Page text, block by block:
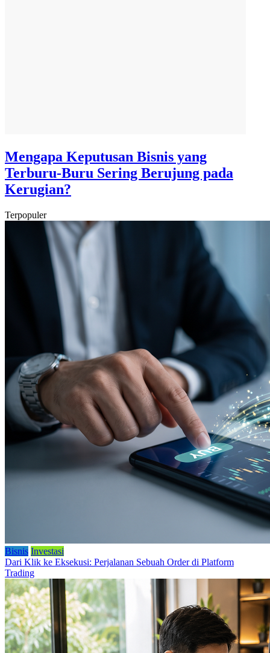
Mengapa Keputusan Bisnis yang
Terburu-Buru Sering Berujung pada
Kerugian?
Terpopuler
Bisnis Investasi
Dari Klik ke Eksekusi: Perjalanan Sebuah Order di Platform
Trading